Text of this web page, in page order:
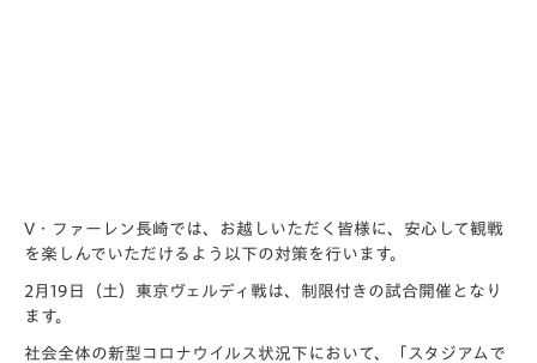
V・ファーレン長崎では、お越しいただく皆様に、安心して観戦
を楽しんでいただけるよう以下の対策を行います。
2月19日（土）東京ヴェルディ戦は、制限付きの試合開催となり
ます。
社会全体の新型コロナウイルス状況下において、「スタジアムで